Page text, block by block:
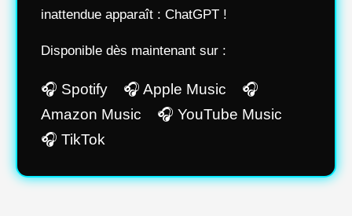
inattendue apparaît : ChatGPT !
Disponible dès maintenant sur :
🎧 Spotify 🎧 Apple Music 🎧
Amazon Music 🎧 YouTube Music
🎧 TikTok